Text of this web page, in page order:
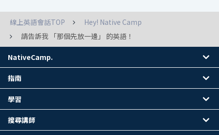
線上英語會話TOP
Hey! Native Camp
請告訴我 「那個先放一邊」 的英語！
NativeCamp.
指南
學習
搜尋講師